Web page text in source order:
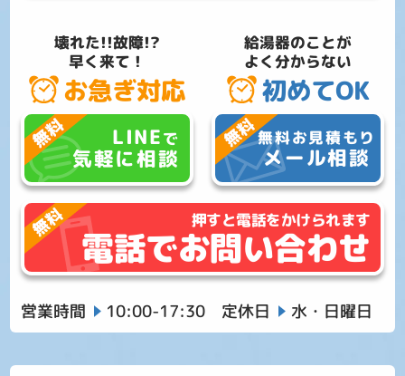
壊れた!!故障!?
早く来て！
お急ぎ対応
LINEで
気軽に相談
給湯器のことが
よく分からない
初めてOK
無料お見積もり
メール相談
押すと電話をかけられます
電話でお問い合わせ
営業時間 10:00-17:30 定休日 水・日曜日